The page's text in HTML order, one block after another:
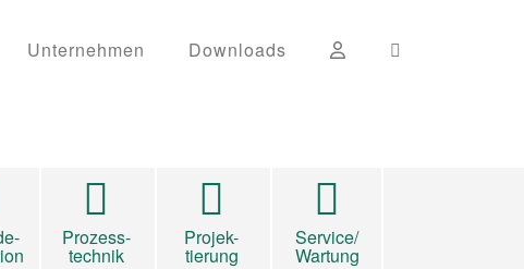
Unternehmen Downloads
Prozess-
technik
Projek-
tierung
Service/
Wartung